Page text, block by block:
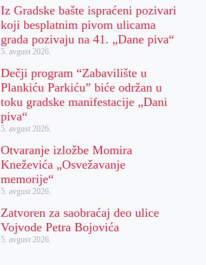
Iz Gradske bašte ispraćeni pozivari
koji besplatnim pivom ulicama
grada pozivaju na 41. „Dane piva“
5. avgust 2026.
Dečji program “Zabavilište u
Plankiću Parkiću” biće održan u
toku gradske manifestacije „Dani
piva“
5. avgust 2026.
Otvaranje izložbe Momira
Kneževića „Osvežavanje
memorije“
5. avgust 2026.
Zatvoren za saobraćaj deo ulice
Vojvode Petra Bojovića
5. avgust 2026.